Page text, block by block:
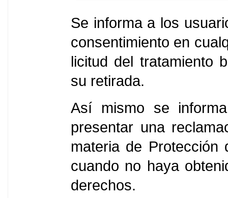
Se informa a los
consentimiento en
licitud del tratamiento
su retirada.
Así mismo se
presentar una
materia de Protección
cuando no haya
derechos.